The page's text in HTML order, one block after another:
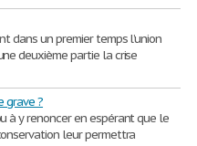
dans un premier temps l’union
deuxième partie la crise
grave ?
à y renoncer en espérant que le
leur permettra